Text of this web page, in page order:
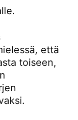
että
toiseen,